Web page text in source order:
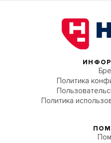
Политика
Политика